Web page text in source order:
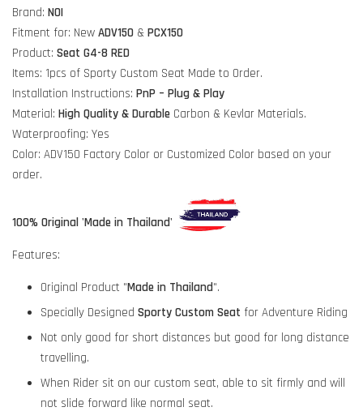
Brand: NOI
Fitment for: New ADV150 & PCX150
Product: Seat G4-8 RED
Items: 1pcs of Sporty Custom Seat Made to Order.
Installation Instructions: PnP – Plug & Play
Material: High Quality & Durable Carbon & Kevlar Materials.
Waterproofing: Yes
Color: ADV150 Factory Color or Customized Color based on your
order.
100% Original 'Made in Thailand'
Features:
Original Product "Made in Thailand".
Specially Designed Sporty Custom Seat for Adventure Riding
Not only good for short distances but good for long distance
travelling.
When Rider sit on our custom seat, able to sit firmly and will
not slide forward like normal seat.